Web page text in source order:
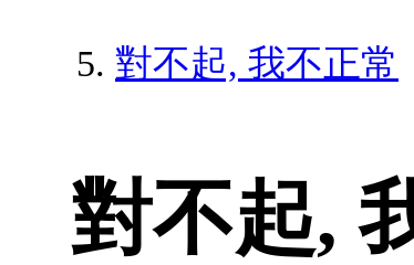
對不起, 我不正常
對不起,